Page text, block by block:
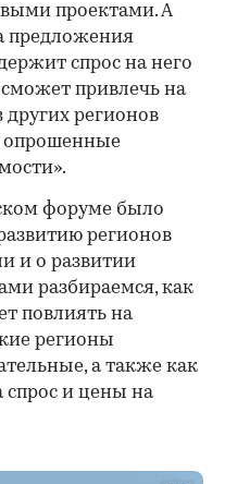
проектами. А
предложения
спрос на него
привлечь на
других регионов
опрошенные
форуме было
регионов
и о развитии
разбираемся, как
повлиять на
регионы
а также как
спрос и цены на